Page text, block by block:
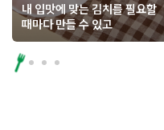
내 입맛에 맞는 김치를 필요할
때마다 만들 수 있고